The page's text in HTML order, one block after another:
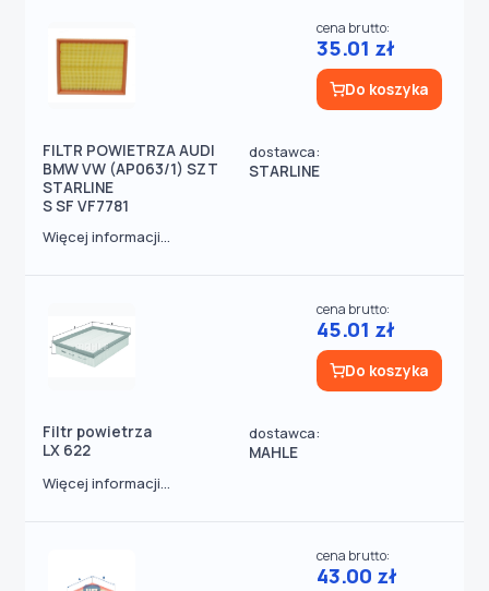
FILTR POWIETRZA AUDI
BMW VW (AP063/1) SZT
STARLINE
S SF VF7781
dostawca:
STARLINE
cena brutto:
35.01 zł
Do koszyka
Więcej informacji...
Filtr powietrza
LX 622
dostawca:
MAHLE
cena brutto:
45.01 zł
Do koszyka
Więcej informacji...
cena brutto:
43.00 zł